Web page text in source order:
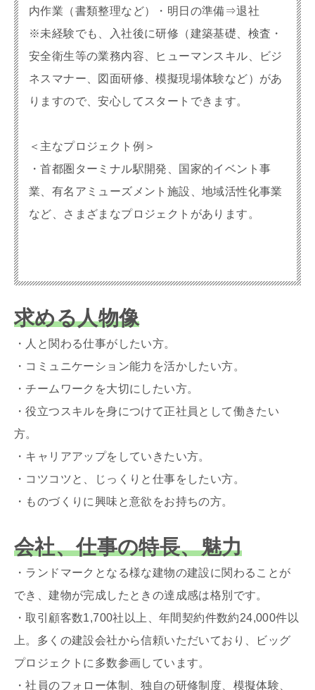
内作業（書類整理など）・明日の準備⇒退社
※未経験でも、入社後に研修（建築基礎、検査・
安全衛生等の業務内容、ヒューマンスキル、ビジ
ネスマナー、図面研修、模擬現場体験など）があ
りますので、安心してスタートできます。
＜主なプロジェクト例＞
・首都圏ターミナル駅開発、国家的イベント事
業、有名アミューズメント施設、地域活性化事業
など、さまざまなプロジェクトがあります。
求める人物像
・人と関わる仕事がしたい方。
・コミュニケーション能力を活かしたい方。
・チームワークを大切にしたい方。
・役立つスキルを身につけて正社員として働きたい
方。
・キャリアアップをしていきたい方。
・コツコツと、じっくりと仕事をしたい方。
・ものづくりに興味と意欲をお持ちの方。
会社、仕事の特長、魅力
・ランドマークとなる様な建物の建設に関わることが
でき、建物が完成したときの達成感は格別です。
・取引顧客数1,700社以上、年間契約件数約24,000件以
上。多くの建設会社から信頼いただいており、ビッグ
プロジェクトに多数参画しています。
・社員のフォロー体制、独自の研修制度、模擬体験、